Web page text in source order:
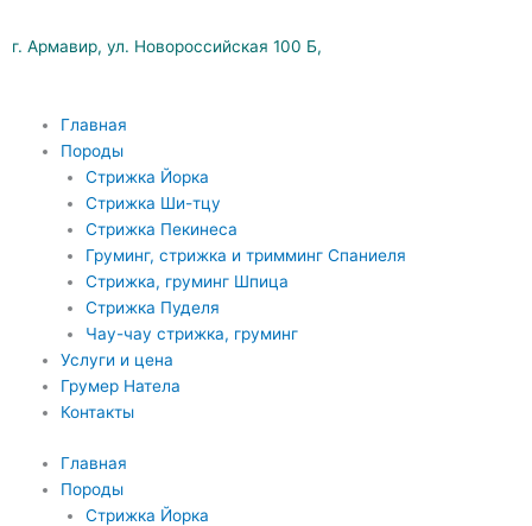
г. Армавир, ул. Новороссийская 100 Б,
Главная
Породы
Стрижка Йорка
Стрижка Ши-тцу
Стрижка Пекинеса
Груминг, стрижка и тримминг Спаниеля
Стрижка, груминг Шпица
Стрижка Пуделя
Чау-чау стрижка, груминг
Услуги и цена
Грумер Натела
Контакты
Главная
Породы
Стрижка Йорка